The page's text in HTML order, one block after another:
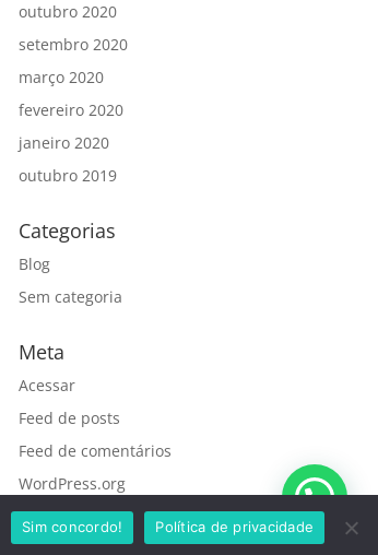
outubro 2020
setembro 2020
março 2020
fevereiro 2020
janeiro 2020
outubro 2019
Categorias
Blog
Sem categoria
Meta
Acessar
Feed de posts
Feed de comentários
WordPress.org
Sim concordo! Política de privacidade